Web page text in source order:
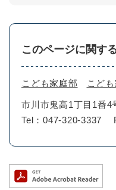
このページに関す
こども家庭部 こど
市川市鬼高1丁目1番
Tel：047‐320‐3337